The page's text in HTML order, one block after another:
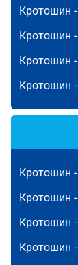
Кротошин -
Кротошин -
Кротошин -
Кротошин -
Кротошин -
Кротошин -
Кротошин -
Кротошин -